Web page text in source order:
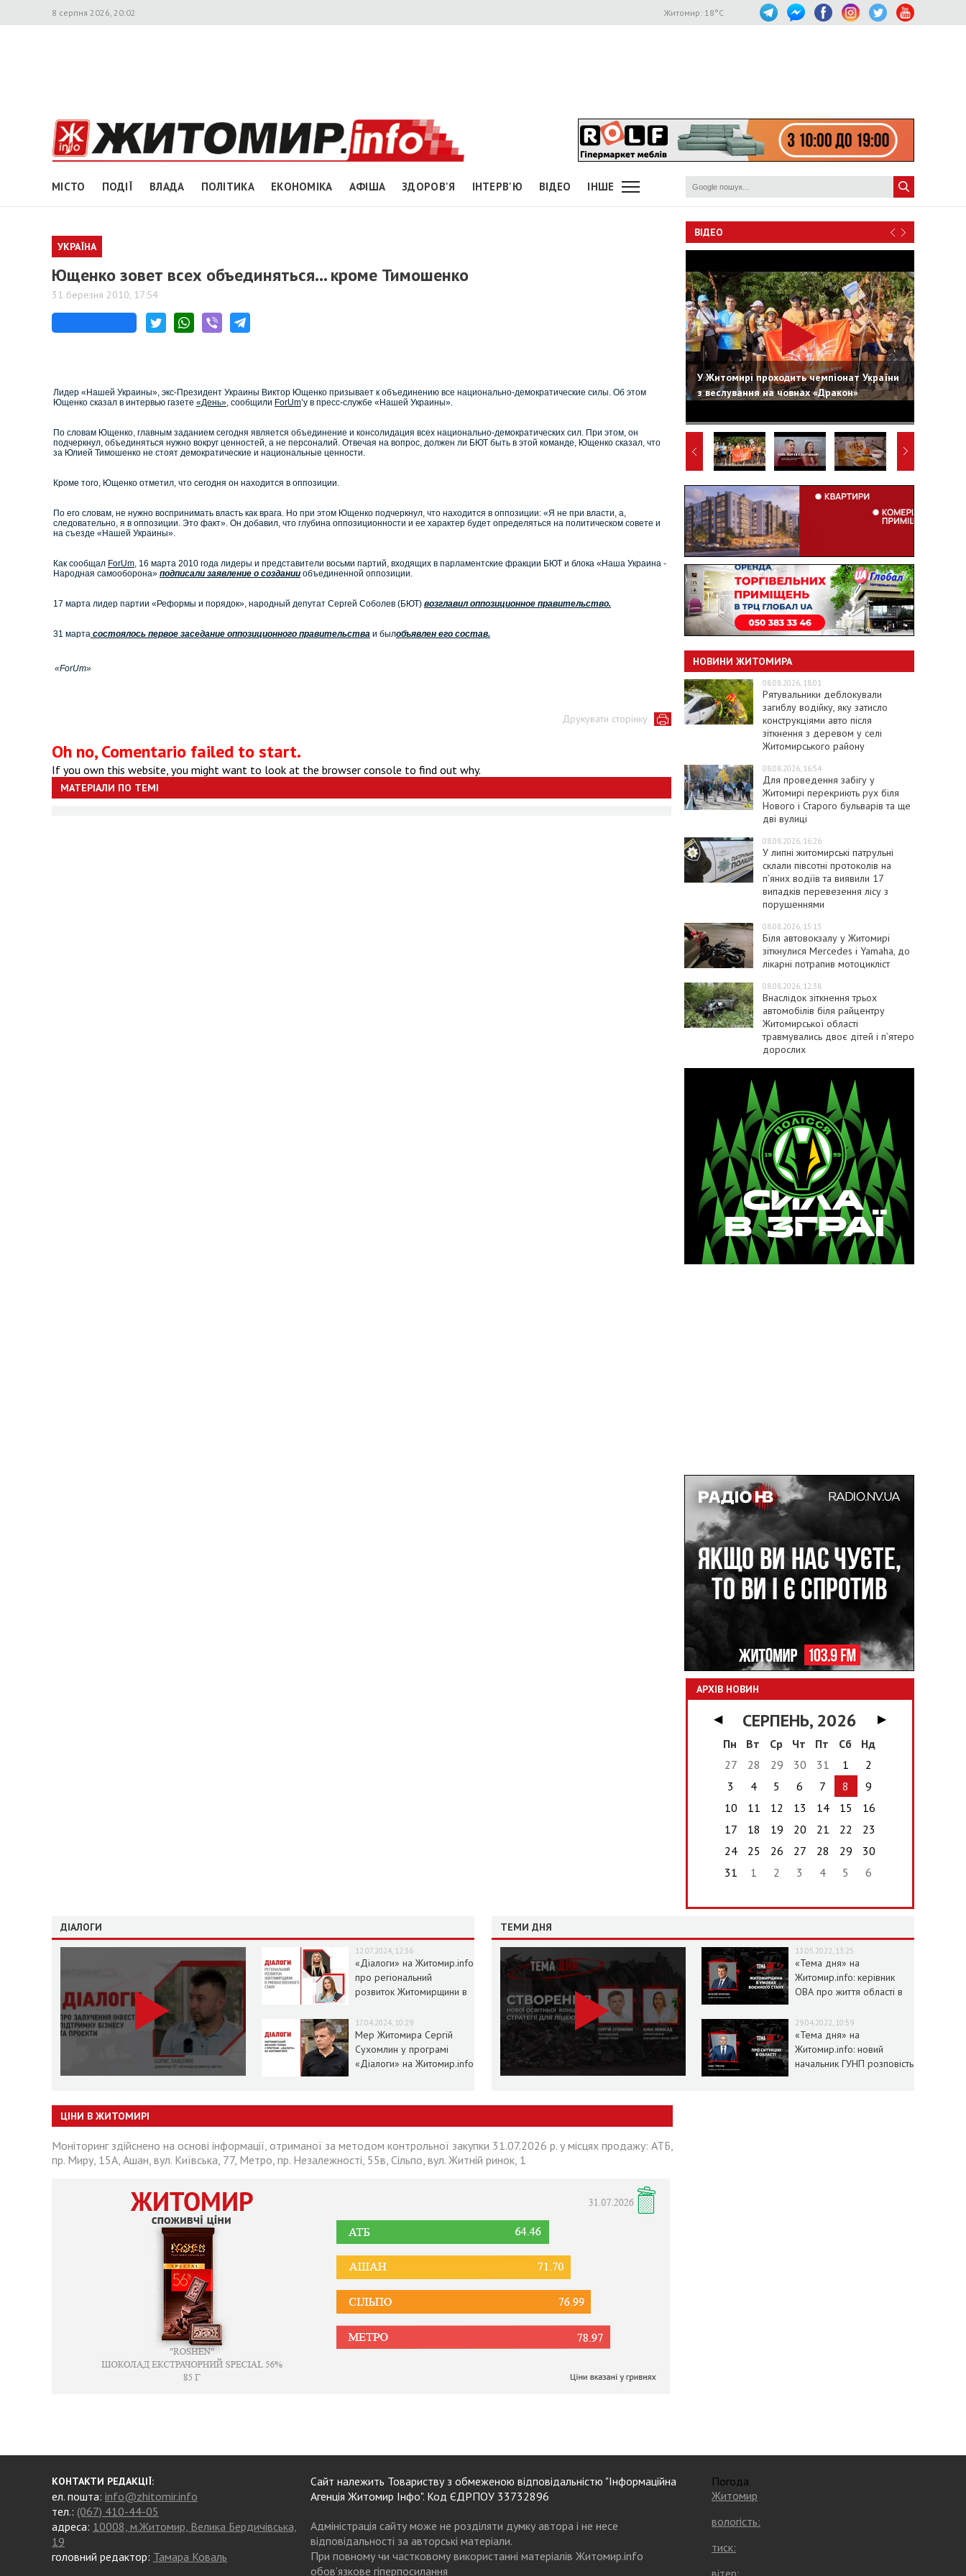
8 серпня 2026, 20:02 Житомир: 18°C
МІСТО ПОДІЇ ВЛАДА ПОЛІТИКА ЕКОНОМІКА АФІША ЗДОРОВ'Я ІНТЕРВ'Ю ВІДЕО ІНШЕ
УКРАЇНА
Ющенко зовет всех объединяться... кроме Тимошенко
31 березня 2010, 17:54
Лидер «Нашей Украины», экс-Президент Украины Виктор Ющенко призывает к объединению все национально-демократические силы. Об этом
Ющенко сказал в интервью газете «День», сообщили ForUm’у в пресс-службе «Нашей Украины».
По словам Ющенко, главным заданием сегодня является объединение и консолидация всех национально-демократических сил. При этом, он
подчеркнул, объединяться нужно вокруг ценностей, а не персоналий. Отвечая на вопрос, должен ли БЮТ быть в этой команде, Ющенко сказал, что
за Юлией Тимошенко не стоят демократические и национальные ценности.
Кроме того, Ющенко отметил, что сегодня он находится в оппозиции.
По его словам, не нужно воспринимать власть как врага. Но при этом Ющенко подчеркнул, что находится в оппозиции: «Я не при власти, а,
следовательно, я в оппозиции. Это факт». Он добавил, что глубина оппозиционности и ее характер будет определяться на политическом совете и
на съезде «Нашей Украины».
Как сообщал ForUm, 16 марта 2010 года лидеры и представители восьми партий, входящих в парламентские фракции БЮТ и блока «Наша Украина -
Народная самооборона» подписали заявление о создании объединенной оппозиции.
17 марта лидер партии «Реформы и порядок», народный депутат Сергей Соболев (БЮТ) возглавил оппозиционное правительство.
31 марта состоялось первое заседание оппозиционного правительства и былобъявлен его состав.
«ForUm»
Друкувати сторінку
Oh no, Comentario failed to start.
If you own this website, you might want to look at the browser console to find out why.
МАТЕРІАЛИ ПО ТЕМІ
ВІДЕО
У Житомирі проходить чемпіонат України
з веслування на човнах «Дракон»
НОВИНИ ЖИТОМИРА
08.08.2026, 18:01
Рятувальники деблокували
загиблу водійку, яку затисло
конструкціями авто після
зіткнення з деревом у селі
Житомирського району
08.08.2026, 16:54
Для проведення забігу у
Житомирі перекриють рух біля
Нового і Старого бульварів та ще
дві вулиці
08.08.2026, 16:26
У липні житомирські патрульні
склали півсотні протоколів на
пʼяних водіїв та виявили 17
випадків перевезення лісу з
порушеннями
08.08.2026, 15:13
Біля автовокзалу у Житомирі
зіткнулися Mercedes і Yamaha, до
лікарні потрапив мотоцикліст
08.08.2026, 12:38
Внаслідок зіткнення трьох
автомобілів біля райцентру
Житомирської області
травмувались двоє дітей і пʼятеро
дорослих
АРХІВ НОВИН
◀ СЕРПЕНЬ, 2026
▶
Пн
Вт Ср Чт Пт Сб
Нд
27
28 29 30 31 1
2
3
4 5 6 7 8
9
10
11 12 13 14 15
16
17
18 19 20 21 22
23
24
25 26 27 28 29
30
31
1 2 3 4 5 6
ДІАЛОГИ
12.07.2024, 12:36
«Діалоги» на Житомир.info
про регіональний
розвиток Житомирщини в
17.04.2024, 10:29
Мер Житомира Сергій
Сухомлин у програмі
«Діалоги» на Житомир.info
ТЕМИ ДНЯ
13.05.2022, 13:25
«Тема дня» на
Житомир.info: керівник
ОВА про життя області в
29.04.2022, 10:59
«Тема дня» на
Житомир.info: новий
начальник ГУНП розповість
ЦІНИ В ЖИТОМИРІ
Моніторинг здійснено на основі інформації, отриманої за методом контрольної закупки 31.07.2026 р. у місцях продажу: АТБ,
пр. Миру, 15А, Ашан, вул. Київська, 77, Метро, пр. Незалежності, 55в, Сільпо, вул. Житній ринок, 1
КОНТАКТИ РЕДАКЦІЇ:
ел. пошта: info@zhitomir.info
тел.: (067) 410-44-05
адреса: 10008, м.Житомир, Велика Бердичівська,
19
головний редактор: Тамара Коваль
Сайт належить Товариству з обмеженою відповідальністю "Інформаційна
Агенція Житомир Інфо". Код ЄДРПОУ 33732896
Адміністрація сайту може не розділяти думку автора і не несе
відповідальності за авторські матеріали.
При повному чи частковому використанні матеріалів Житомир.info
обов’язкове гіперпосилання
Погода
Житомир
вологість:
тиск:
вітер: